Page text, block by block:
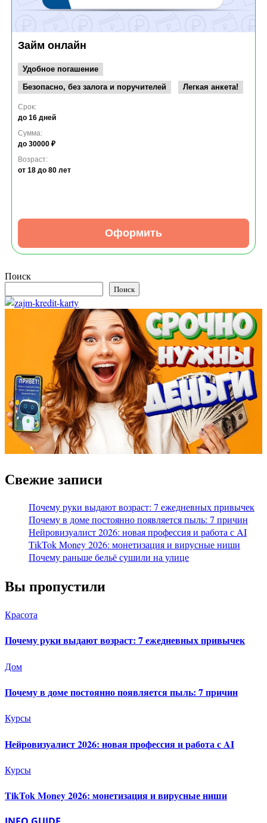
Займ онлайн
Удобное погашение
Безопасно, без залога и поручителей
Легкая анкета!
Срок:
до 16 дней
Сумма:
до 30000 ₽
Возраст:
от 18 до 80 лет
Оформить
Поиск
Поиск
Свежие записи
Почему руки выдают возраст: 7 ежедневных привычек
Почему в доме постоянно появляется пыль: 7 причин
Нейровизуалист 2026: новая профессия и работа с AI
TikTok Money 2026: монетизация и вирусные ниши
Почему раньше бельё сушили на улице
Вы пропустили
Красота
Почему руки выдают возраст: 7 ежедневных привычек
Дом
Почему в доме постоянно появляется пыль: 7 причин
Курсы
Нейровизуалист 2026: новая профессия и работа с AI
Курсы
TikTok Money 2026: монетизация и вирусные ниши